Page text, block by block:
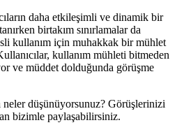
daha etkileşimli ve dinamik bir
birtakım sınırlamalar da
kullanım için muhakkak bir mühlet
kullanım mühleti bitmeden
ve müddet dolduğunda görüşme
düşünüyorsunuz? Görüşlerinizi
bizimle paylaşabilirsiniz.